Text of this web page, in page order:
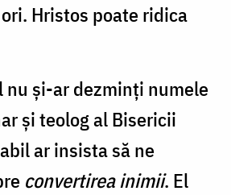
Hristos poate ridica
nu și-ar dezminți numele
și teolog al Bisericii
ar insista să ne
convertirea inimii. El